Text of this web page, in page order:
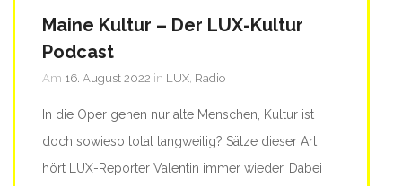
Maine Kultur – Der LUX-Kultur
Podcast
Am 16. August 2022 in LUX Radio
In die Oper gehen nur alte Menschen, Kultur ist
doch sowieso total langweilig? Sätze dieser Art
hört LUX-Reporter Valentin immer wieder. Dabei